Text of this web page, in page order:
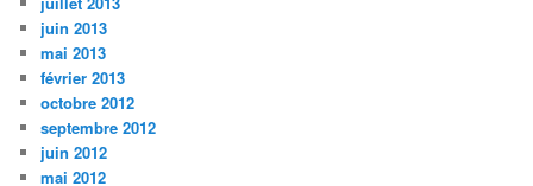
juin 2013
mai 2013
février 2013
octobre 2012
septembre 2012
juin 2012
mai 2012